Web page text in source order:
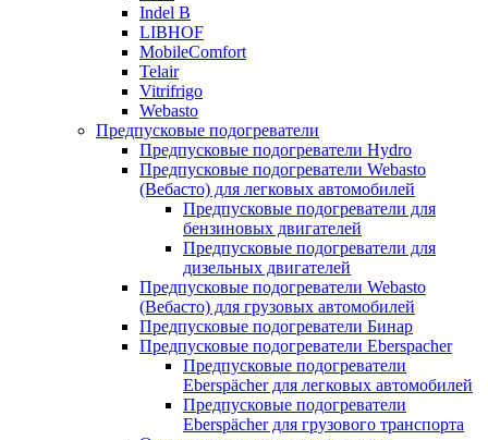
Indel B
LIBHOF
MobileComfort
Telair
Vitrifrigo
Webasto
Предпусковые подогреватели
Предпусковые подогреватели Hydro
Предпусковые подогреватели Webasto
(Вебасто) для легковых автомобилей
Предпусковые подогреватели для
бензиновых двигателей
Предпусковые подогреватели для
дизельных двигателей
Предпусковые подогреватели Webasto
(Вебасто) для грузовых автомобилей
Предпусковые подогреватели Бинар
Предпусковые подогреватели Eberspacher
Предпусковые подогреватели
Eberspächer для легковых автомобилей
Предпусковые подогреватели
Eberspächer для грузового транспорта